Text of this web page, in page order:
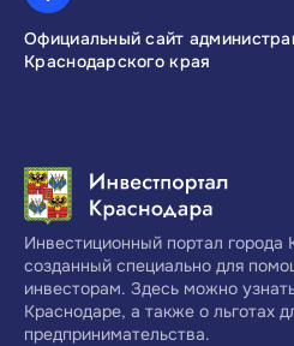
Официальный сайт
Краснодарского края
Инвестиционный портал города
созданный специально для
инвесторам. Здесь можно
Краснодаре, а также о льготах
предпринимательства.